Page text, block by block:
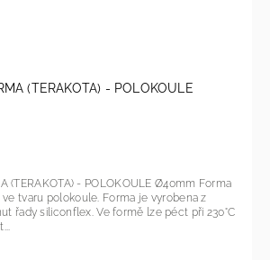
(TERAKOTA) - POLOKOULE
- POLOKOULE Ø40mm Forma
Forma je vyrobena z
Ve formě lze péct při 230°C